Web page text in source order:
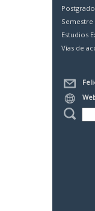
Postgrado
Estudios
Vías de